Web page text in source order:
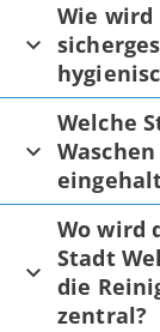
Wie wird
Welche
Wo wird
Stadt
die
zentral?